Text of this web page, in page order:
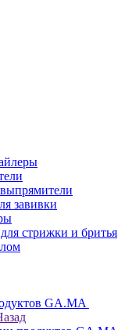
завивки
стрижки и бритья
GA.MA